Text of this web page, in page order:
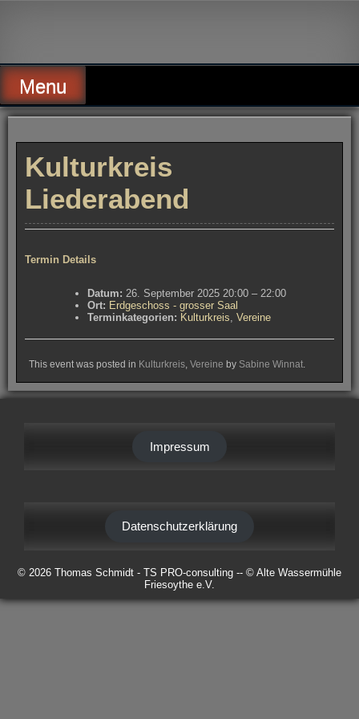
Menu
Kulturkreis
Liederabend
Termin Details
Datum: 26. September 2025 20:00 – 22:00
Ort: Erdgeschoss - grosser Saal
Terminkategorien: Kulturkreis ,Vereine
This event was posted in Kulturkreis, Vereine by Sabine Winnat.
Impressum
Datenschutzerklärung
© 2026 Thomas Schmidt - TS PRO-consulting -- © Alte Wassermühle
Friesoythe e.V.